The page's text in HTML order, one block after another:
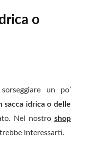
o
un po’
sacca idrica o delle
Nel nostro shop
interessarti.